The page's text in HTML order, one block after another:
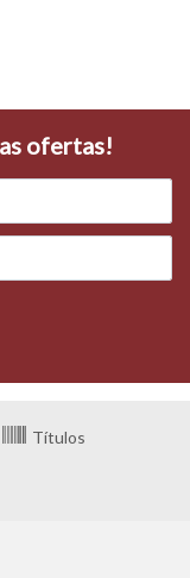
ofertas!
Títulos